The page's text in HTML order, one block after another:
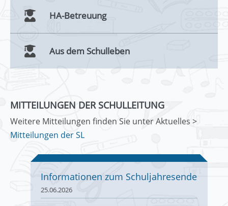
HA-Betreuung
Aus dem Schulleben
MITTEILUNGEN DER SCHULLEITUNG
Weitere Mitteilungen finden Sie unter Aktuelles >
Mitteilungen der SL
Informationen zum Schuljahresende
25.06.2026